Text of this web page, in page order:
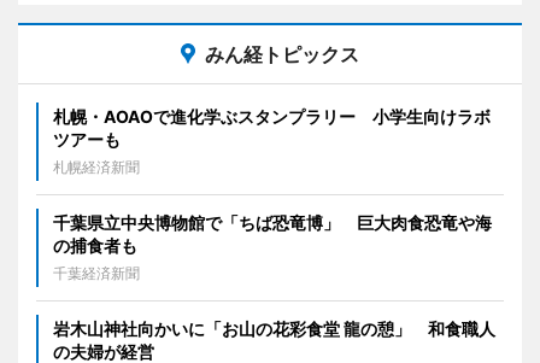
みん経トピックス
札幌・AOAOで進化学ぶスタンプラリー 小学生向けラボ
ツアーも
札幌経済新聞
千葉県立中央博物館で「ちば恐竜博」 巨大肉食恐竜や海
の捕食者も
千葉経済新聞
岩木山神社向かいに「お山の花彩食堂 龍の憩」 和食職人
の夫婦が経営